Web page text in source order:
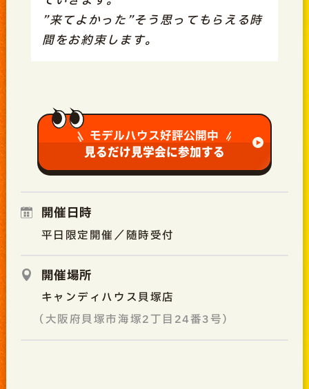
”来てよかった”そう思ってもらえる時
間をお約束します。
モデルハウス好評公開中
見るだけ見学会に参加する
開催日時
平日限定開催／随時受付
開催場所
キャンディハウス貝塚店
（大阪府貝塚市海塚2丁目24番3号）